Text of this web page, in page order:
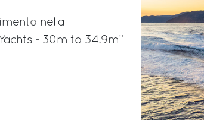
nella
- 30m to 34.9m”